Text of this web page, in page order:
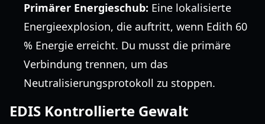
Primärer Energieschub: Eine lokalisierte
Energieexplosion, die auftritt, wenn Edith 60
% Energie erreicht. Du musst die primäre
Verbindung trennen, um das
Neutralisierungsprotokoll zu stoppen.
EDIS Kontrollierte Gewalt